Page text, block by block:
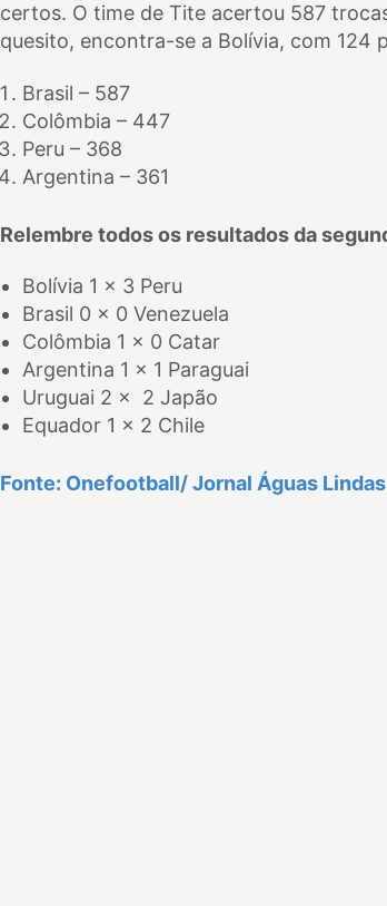
certos. O time de Tite acertou 587
quesito, encontra-se a Bolívia, com 124
Brasil – 587
Colômbia – 447
Peru – 368
Argentina – 361
Relembre todos os resultados da
Bolívia 1 x 3 Peru
Brasil 0 x 0 Venezuela
Colômbia 1 x 0 Catar
Argentina 1 x 1 Paraguai
Uruguai 2 x 2 Japão
Equador 1 x 2 Chile
Fonte: Onefootball/ Jornal Águas Lindas